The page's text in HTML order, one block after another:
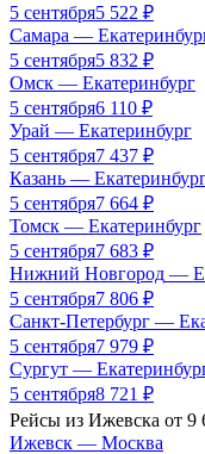
5 сентября5 522 ₽
Самара —
5 сентября5 832 ₽
Омск — Екатеринбург
5 сентября6 110 ₽
Урай — Екатеринбург
5 сентября7 437 ₽
Казань —
5 сентября7 664 ₽
Томск — Екатеринбург
5 сентября7 683 ₽
Нижний Новгород —
5 сентября7 806 ₽
Санкт-Петербург —
5 сентября7 979 ₽
Сургут —
5 сентября8 721 ₽
Рейсы из Ижевска от 9
Ижевск — Москва